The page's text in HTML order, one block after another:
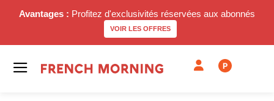
Avantages : Profitez d'exclusivités réservées aux abonnés
VOIR LES OFFRES
P